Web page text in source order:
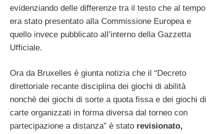
evidenziando delle differenze tra il testo che al tempo
era stato presentato alla Commissione Europea e
quello invece pubblicato all’interno della Gazzetta
Ufficiale.
Ora da Bruxelles è giunta notizia che il “Decreto
direttoriale recante disciplina dei giochi di abilità
nonchè dei giochi di sorte a quota fissa e dei giochi di
carte organizzati in forma diversa dal torneo con
partecipazione a distanza” è stato revisionato,